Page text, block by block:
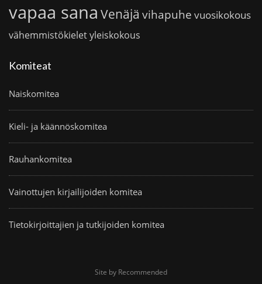
vapaa sana Venäjä vihapuhe vuosikokous
vähemmistökieletyleiskokous
Komiteat
Naiskomitea
Kieli- ja käännöskomitea
Rauhankomitea
Vainottujen kirjailijoiden komitea
Tietokirjoittajien ja tutkijoiden komitea
Site by Recommended